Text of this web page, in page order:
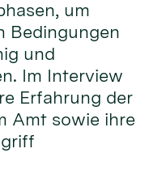
um
Bedingungen
und
Im Interview
Erfahrung der
Amt sowie ihre